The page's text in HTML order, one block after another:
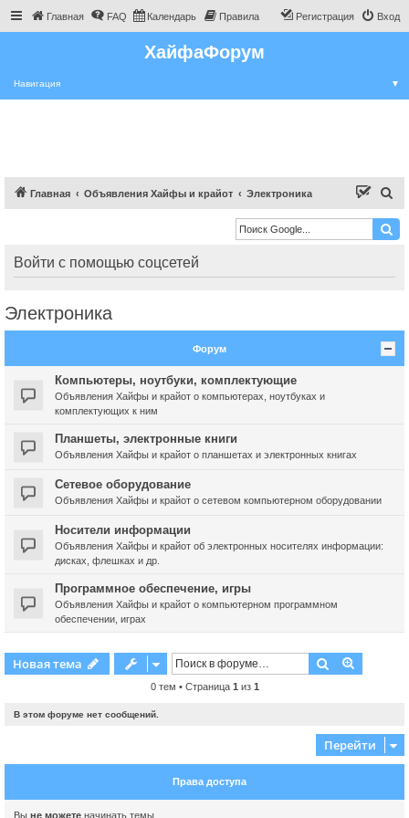
Главная FAQ Календарь Правила Вход
Регистрация
ХайфаФорум
Навигация ▼
Главная Объявления Хайфы и крайот Электроника
и
к
Войти с помощью соцсетей
Электроника
Форум
Компьютеры, ноутбуки, комплектующие
Объявления Хайфы и крайот о компьютерах, ноутбуках и
комплектующих к ним
Планшеты, электронные книги
Объявления Хайфы и крайот о планшетах и электронных книгах
Сетевое оборудование
Объявления Хайфы и крайот о сетевом компьютерном оборудовании
Носители информации
Объявления Хайфы и крайот об электронных носителях информации:
дисках, флешках и др.
Программное обеспечение, игры
Объявления Хайфы и крайот о компьютерном программном
обеспечении, играх
Новая тема Поиск
0 тем • Страница 1 из 1
В этом форуме нет сообщений.
Перейти
Права доступа
Вы не можете начинать темы